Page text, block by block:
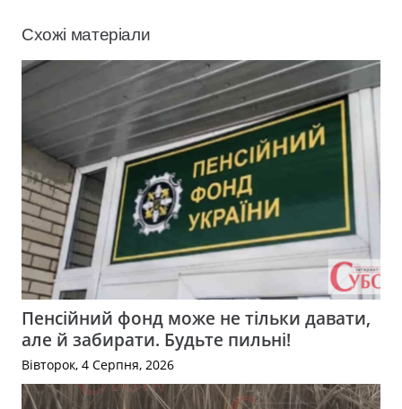
Схожі матеріали
Пенсійний фонд може не тільки давати,
але й забирати. Будьте пильні!
Вівторок, 4 Серпня, 2026